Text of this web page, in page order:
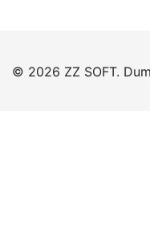
© 2026 ZZ SOFT.